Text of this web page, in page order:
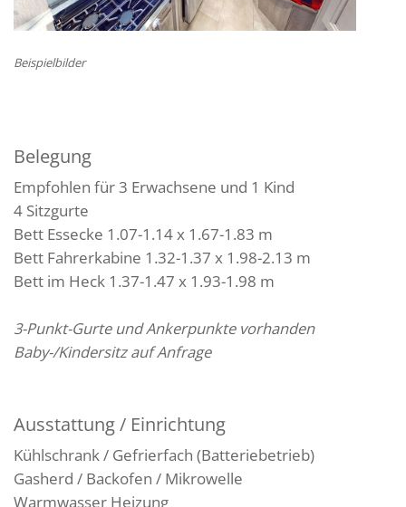
Beispielbilder
Belegung
Empfohlen für 3 Erwachsene und 1 Kind
4 Sitzgurte
Bett Essecke 1.07-1.14 x 1.67-1.83 m
Bett Fahrerkabine 1.32-1.37 x 1.98-2.13 m
Bett im Heck 1.37-1.47 x 1.93-1.98 m
3-Punkt-Gurte und Ankerpunkte vorhanden
Baby-/Kindersitz auf Anfrage
Ausstattung / Einrichtung
Kühlschrank / Gefrierfach (Batteriebetrieb)
Gasherd / Backofen / Mikrowelle
Warmwasser Heizung